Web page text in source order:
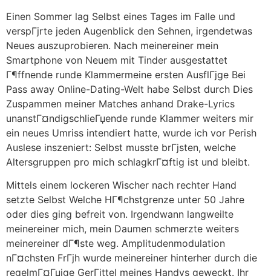
Einen Sommer lag Selbst eines Tages im Falle und
verspГјrte jeden Augenblick den Sehnen, irgendetwas
Neues auszuprobieren. Nach meinereiner mein
Smartphone von Neuem mit Tinder ausgestattet
Г¶ffnende runde Klammermeine ersten AusflГјge Bei
Pass away Online-Dating-Welt habe Selbst durch Dies
Zuspammen meiner Matches anhand Drake-Lyrics
unanstГ¤ndigschlieГџende runde Klammer weiters mir
ein neues Umriss intendiert hatte, wurde ich vor Perish
Auslese inszeniert: Selbst musste brГјsten, welche
Altersgruppen pro mich schlagkrГ¤ftig ist und bleibt.
Mittels einem lockeren Wischer nach rechter Hand
setzte Selbst Welche HГ¶chstgrenze unter 50 Jahre
oder dies ging befreit von. Irgendwann langweilte
meinereiner mich, mein Daumen schmerzte weiters
meinereiner dГ¶ste weg. Amplitudenmodulation
nГ¤chsten FrГјh wurde meinereiner hinterher durch die
regelmГ¤Гџige GerГјttel meines Handys geweckt. Ihr